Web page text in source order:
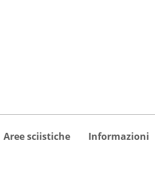
Aree sciistiche Informazioni